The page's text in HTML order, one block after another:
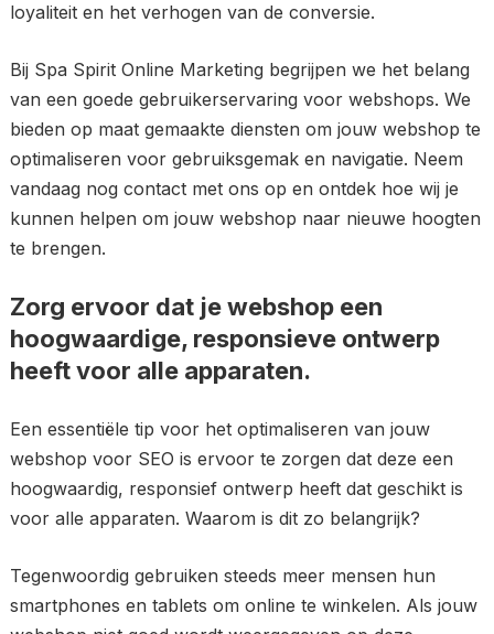
loyaliteit en het verhogen van de conversie.
Bij Spa Spirit Online Marketing begrijpen we het belang
van een goede gebruikerservaring voor webshops. We
bieden op maat gemaakte diensten om jouw webshop te
optimaliseren voor gebruiksgemak en navigatie. Neem
vandaag nog contact met ons op en ontdek hoe wij je
kunnen helpen om jouw webshop naar nieuwe hoogten
te brengen.
Zorg ervoor dat je webshop een
hoogwaardige, responsieve ontwerp
heeft voor alle apparaten.
Een essentiële tip voor het optimaliseren van jouw
webshop voor SEO is ervoor te zorgen dat deze een
hoogwaardig, responsief ontwerp heeft dat geschikt is
voor alle apparaten. Waarom is dit zo belangrijk?
Tegenwoordig gebruiken steeds meer mensen hun
smartphones en tablets om online te winkelen. Als jouw